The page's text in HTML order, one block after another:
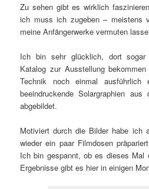
Zu sehen gibt es wirklich
ich muss ich zugeben –
meine Anfängerwerke vermuten
Ich bin sehr glücklich, dort sogar
Katalog zur Ausstellung
Technik noch einmal
beeindruckende Solargraphien
abgebildet.
Motiviert durch die Bilder habe ich
wieder ein paar Filmdosen
Ich bin gespannt, ob es dieses
Ergebnisse gibt es hier in einigen